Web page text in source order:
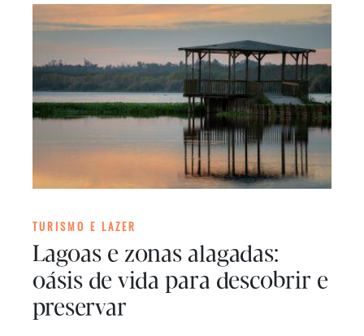
TURISMO E LAZER
Lagoas e zonas alagadas:
oásis de vida para descobrir e
preservar